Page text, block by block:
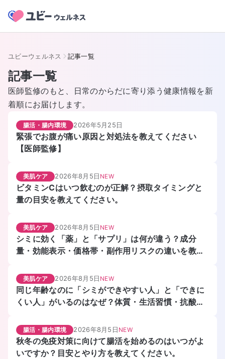
ユビーウェルネス 記事一覧
記事一覧
医師監修のもと、日常のからだに寄り添う健康情報を新
着順にお届けします。
腸活・腸内環境 2026年5月25日
緊張でお腹が痛い原因と対処法を教えてください
【医師監修】
美肌ケア 2026年8月5日 NEW
ビタミンCはいつ飲むのが正解？摂取タイミングと
量の目安を教えてください。
美肌ケア 2026年8月5日 NEW
シミに効く「薬」と「サプリ」は何が違う？成分
量・効能表示・価格帯・副作用リスクの違いを教え
美肌ケア 2026年8月5日 NEW
同じ年齢なのに「シミができやすい人」と「できに
くい人」がいるのはなぜ？体質・生活習慣・抗酸化
腸活・腸内環境 2026年8月5日 NEW
秋冬の免疫対策に向けて腸活を始めるのはいつがよ
いですか？目安とやり方を教えてください。